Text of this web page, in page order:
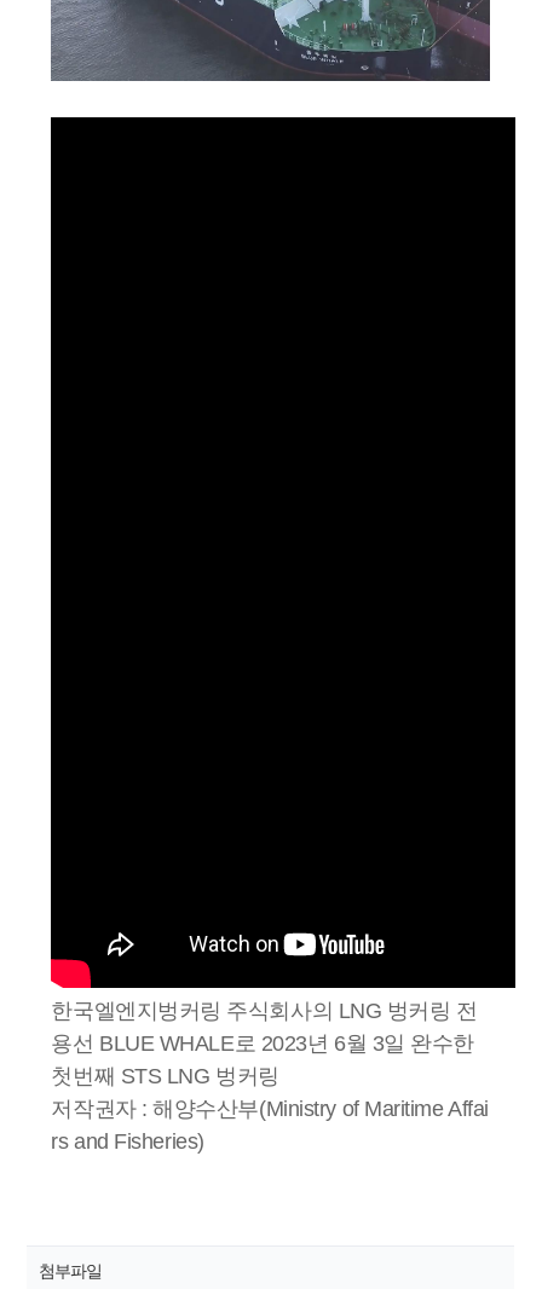
한국엘엔지벙커링 주식회사의 LNG 벙커링 전
용선 BLUE WHALE로 2023년 6월 3일 완수한
첫번째 STS LNG 벙커링
저작권자 : 해양수산부(Ministry of Maritime Affai
rs and Fisheries)
첨부파일